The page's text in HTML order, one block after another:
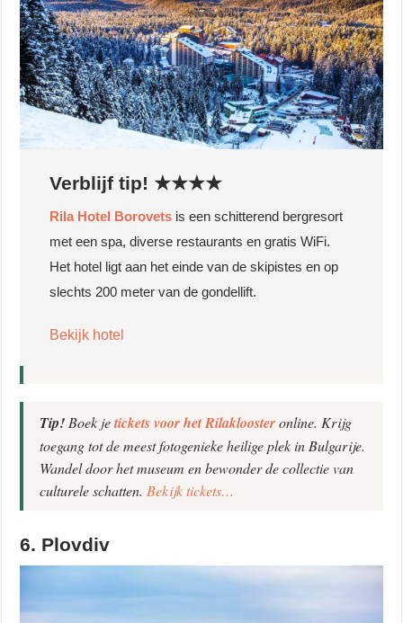
Verblijf tip! ★★★★
Rila Hotel Borovetsis een schitterend bergresort
met een spa, diverse restaurants en gratis WiFi.
Het hotel ligt aan het einde van de skipistes en op
slechts 200 meter van de gondellift.
Bekijk hotel
Tip! Boek jetickets voor het Rilakloosteronline. Krijg
toegang tot de meest fotogenieke heilige plek in Bulgarije.
Wandel door het museum en bewonder de collectie van
culturele schatten. Bekijk tickets…
6. Plovdiv